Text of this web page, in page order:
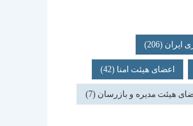
ایران (206)
اعضای هیئت امنا (42)
هیئت مدیره و بازرسان (7)